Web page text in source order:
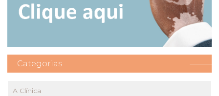
Categorias
A Clínica